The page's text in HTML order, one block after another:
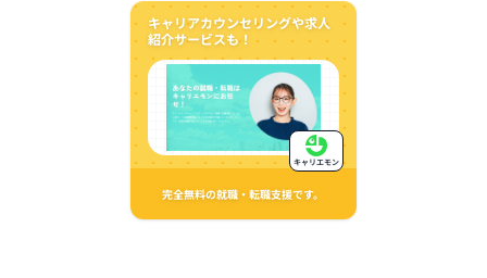
キャリアカウンセリングや求人
紹介サービスも！
完全無料の就職・転職支援です。
キャリエモン